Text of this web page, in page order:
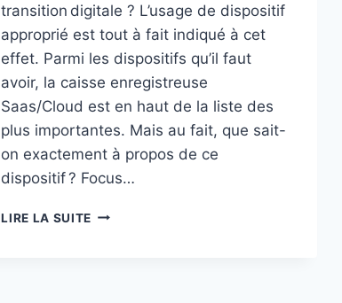
transition digitale ? L’usage de dispositif
approprié est tout à fait indiqué à cet
effet. Parmi les dispositifs qu’il faut
avoir, la caisse enregistreuse
Saas/Cloud est en haut de la liste des
plus importantes. Mais au fait, que sait-
on exactement à propos de ce
dispositif ? Focus…
LIRE LA SUITE UTILISATION